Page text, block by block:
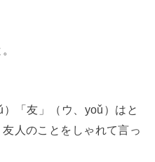
「友」（ウ、yoǔ）はと
人のことをしゃれて言っ